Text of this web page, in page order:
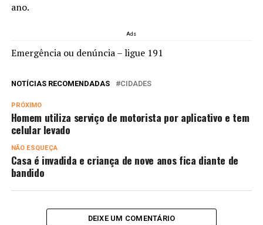
ano.
Ads
Emergência ou denúncia – ligue 191
NOTÍCIAS RECOMENDADAS CIDADES
PRÓXIMO
Homem utiliza serviço de motorista por aplicativo e tem
celular levado
NÃO ESQUEÇA
Casa é invadida e criança de nove anos fica diante de
bandido
DEIXE UM COMENTÁRIO